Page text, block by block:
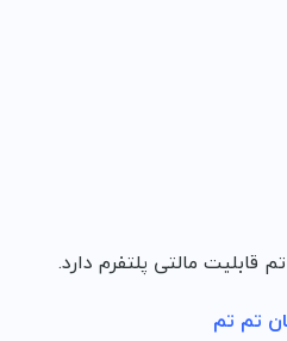
قابلیت مالتی پلتفرم دارد.
تم تم